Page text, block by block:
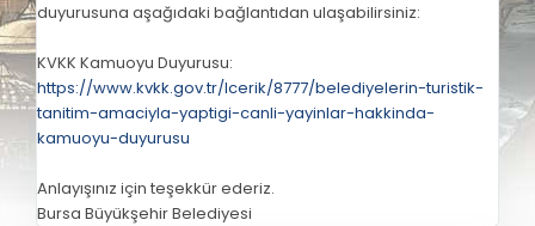
duyurusuna aşağıdaki bağlantıdan ulaşabilirsiniz:
KVKK Kamuoyu Duyurusu:
https://www.kvkk.gov.tr/Icerik/8777/belediyelerin-turistik-
tanitim-amaciyla-yaptigi-canli-yayinlar-hakkinda-
kamuoyu-duyurusu
Anlayışınız için teşekkür ederiz.
Bursa Büyükşehir Belediyesi